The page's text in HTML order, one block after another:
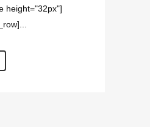
height="32px"]